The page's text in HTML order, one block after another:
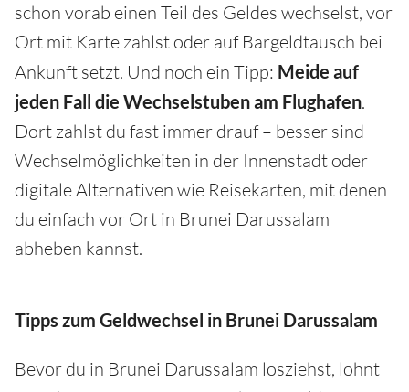
schon vorab einen Teil des Geldes wechselst, vor
Ort mit Karte zahlst oder auf Bargeldtausch bei
Ankunft setzt. Und noch ein Tipp: Meide auf
jeden Fall die Wechselstuben am Flughafen.
Dort zahlst du fast immer drauf – besser sind
Wechselmöglichkeiten in der Innenstadt oder
digitale Alternativen wie Reisekarten, mit denen
du einfach vor Ort in Brunei Darussalam
abheben kannst.
Tipps zum Geldwechsel in Brunei Darussalam
Bevor du in Brunei Darussalam losziehst, lohnt